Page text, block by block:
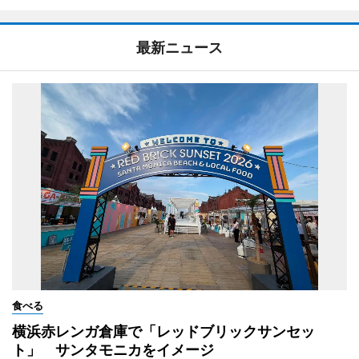
最新ニュース
食べる
横浜赤レンガ倉庫で「レッドブリックサンセッ
ト」 サンタモニカをイメージ